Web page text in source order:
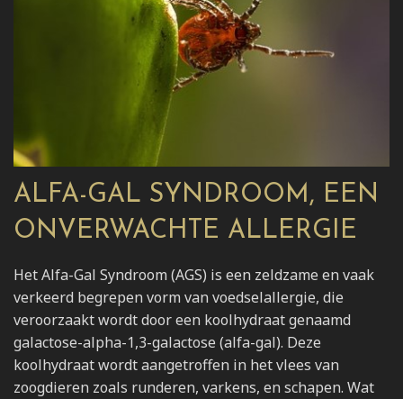
ALFA-GAL SYNDROOM, EEN
ONVERWACHTE ALLERGIE
Het Alfa-Gal Syndroom (AGS) is een zeldzame en vaak
verkeerd begrepen vorm van voedselallergie, die
veroorzaakt wordt door een koolhydraat genaamd
galactose-alpha-1,3-galactose (alfa-gal). Deze
koolhydraat wordt aangetroffen in het vlees van
zoogdieren zoals runderen, varkens, en schapen. Wat